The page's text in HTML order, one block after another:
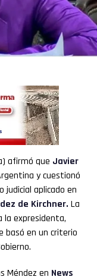
afirmó que Javier
y cuestionó
judicial aplicado en
de Kirchner. La
la expresidenta,
basó en un criterio
Méndez en News